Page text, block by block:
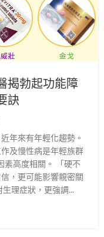
揭勃起功能障
訣
年來有年輕化趨勢。
及慢性病是年輕族群
素高度相關。 「硬不
，更可能影響親密關
理症狀，更強調...